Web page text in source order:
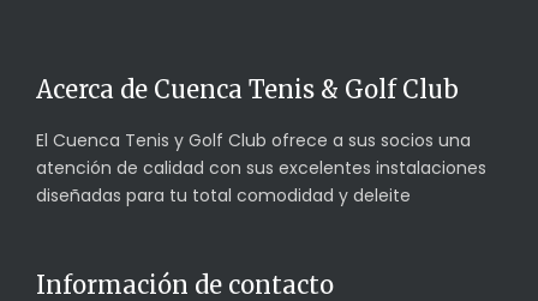
Acerca de Cuenca Tenis & Golf Club
El Cuenca Tenis y Golf Club ofrece a sus socios una
atención de calidad con sus excelentes instalaciones
diseñadas para tu total comodidad y deleite
Información de contacto